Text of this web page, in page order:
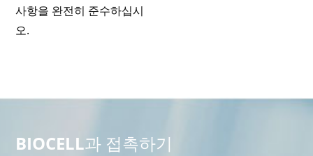
사항을 완전히 준수하십시
오.
BIOCELL과 접촉하기